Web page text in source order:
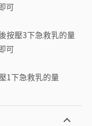
可
按壓3下急救乳的量
可
1下急救乳的量